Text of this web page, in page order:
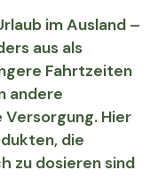
im Ausland –
aus als
Fahrtzeiten
andere
Hier
die
zu dosieren sind